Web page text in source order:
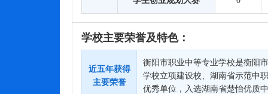
学校主要荣誉及特色：
近五年获得
主要荣誉
衡阳市职业中等专业学校是衡阳
学校立项建设校、湖南省示范中
优秀单位，入选湖南省楚怡优质